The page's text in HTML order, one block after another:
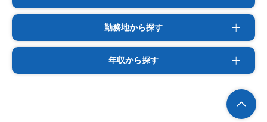
勤務地から探す
年収から探す